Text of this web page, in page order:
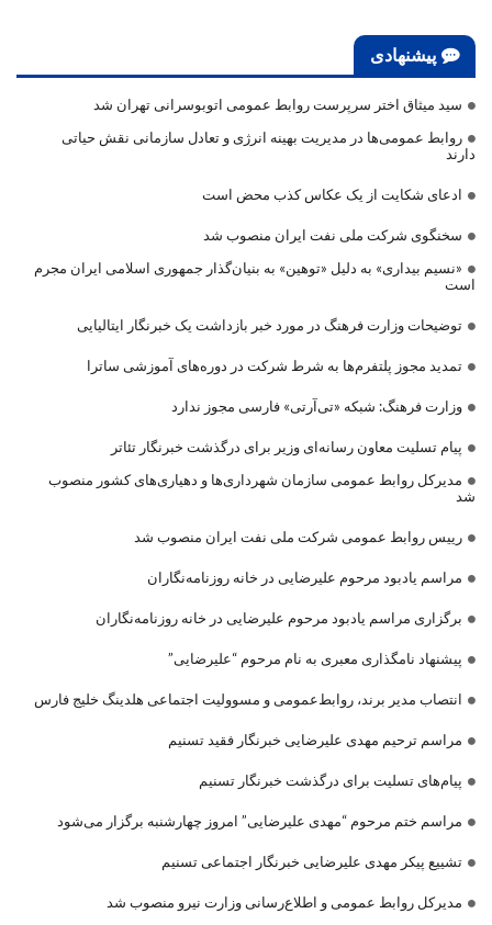
پیشنهادی
سید میثاق اختر سرپرست روابط عمومی اتوبوسرانی تهران شد
روابط عمومی‌ها در مدیریت بهینه انرژی و تعادل سازمانی نقش حیاتی
دارند
ادعای شکایت از یک عکاس کذب محض است
سخنگوی شرکت ملی نفت ایران منصوب شد
«نسیم بیداری» به دلیل «توهین» به بنیان‌گذار جمهوری اسلامی ایران مجرم
است
توضیحات وزارت فرهنگ در مورد خبر بازداشت یک خبرنگار ایتالیایی
تمدید مجوز پلتفرم‌ها به شرط شرکت در دوره‌های آموزشی ساترا
وزارت فرهنگ: شبکه «تی‌آرتی» فارسی مجوز ندارد
پیام تسلیت معاون رسانه‌ای وزیر برای درگذشت خبرنگار تئاتر
مدیرکل روابط عمومی سازمان شهرداری‌ها و دهیاری‌های کشور منصوب
شد
رییس روابط عمومی شرکت ملی نفت ایران منصوب شد
مراسم یادبود مرحوم علیرضایی در خانه روزنامه‌نگاران
برگزاری مراسم یادبود مرحوم علیرضایی در خانه روزنامه‌نگاران
پیشنهاد نامگذاری معبری به نام مرحوم “علیرضایی”
انتصاب مدیر برند، روابط‌عمومی و مسوولیت اجتماعی هلدینگ خلیج فارس
مراسم ترحیم مهدی علیرضایی خبرنگار فقید تسنیم
پیام‌های تسلیت برای درگذشت خبرنگار تسنیم
مراسم ختم مرحوم “مهدی علیرضایی” امروز چهارشنبه برگزار می‌شود
تشییع پیکر مهدی علیرضایی خبرنگار اجتماعی تسنیم
مدیرکل روابط عمومی و اطلاع‌رسانی وزارت نیرو منصوب شد